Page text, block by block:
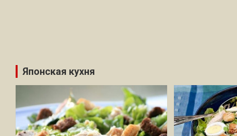
Японская кухня